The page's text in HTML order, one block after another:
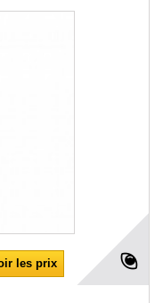
les prix